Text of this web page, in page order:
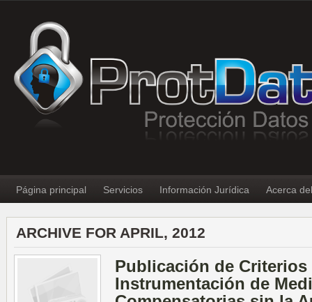
Página principal Servicios Información Jurídica Acerca
ARCHIVE FOR APRIL, 2012
Publicación de Criterios
Instrumentación de